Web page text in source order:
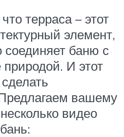
терраса – этот
элемент,
соединяет баню с
И этот
вашему
видео